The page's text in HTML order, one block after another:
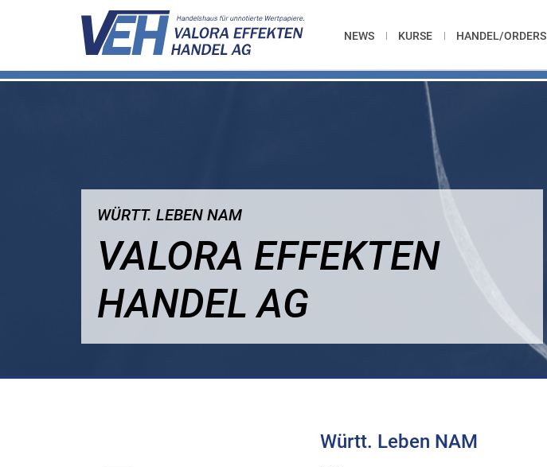
NEWS KURSE HANDEL/ORDERS
WÜRTT. LEBEN NAM
VALORA EFFEKTEN
HANDEL AG
Württ. Leben NAM